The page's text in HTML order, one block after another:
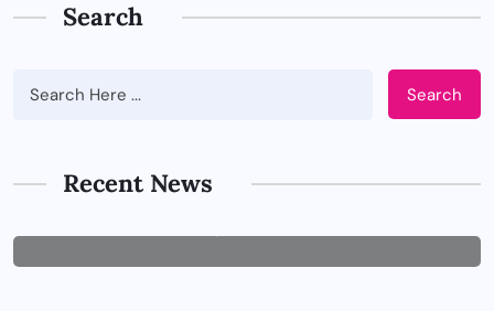
Search
Search
Recent News
Tepat untuk Perusahaan